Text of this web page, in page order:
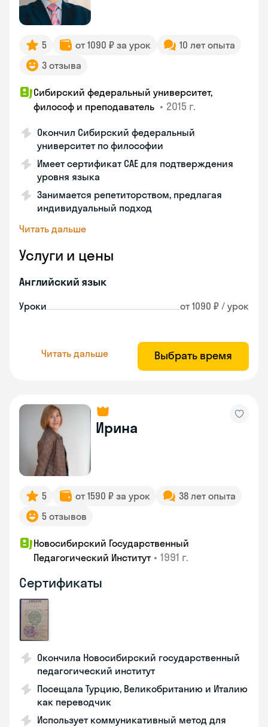
5 от 1090 ₽ за урок
10 лет опыта
3 отзыва
Сибирский федеральный университет,
философ и преподаватель • 2015 г.
Окончил Сибирский федеральный
университет по философии
Имеет сертификат CAE для подтверждения
уровня языка
Занимается репетиторством, предлагая
индивидуальный подход
Читать дальше
Услуги и цены
Английский язык
Уроки от 1090 ₽ / урок
Читать дальше Выбрать время
Ирина
5 от 1590 ₽ за урок
38 лет опыта
5 отзывов
Новосибирский Государственный
Педагогический Институт • 1991 г.
Сертификаты
Окончила Новосибирский государственный
педагогический институт
Посещала Турцию, Великобританию и Италию
как переводчик
Использует коммуникативный метод для